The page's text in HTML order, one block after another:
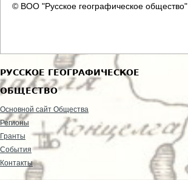
© ВОО "Русское географическое общество"
РУССКОЕ ГЕОГРАФИЧЕСКОЕ
ОБЩЕСТВО
Основной сайт Общества
Регионы
Гранты
События
Контакты